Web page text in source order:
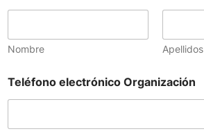
Nombre Apellidos
Teléfono electrónico Organización